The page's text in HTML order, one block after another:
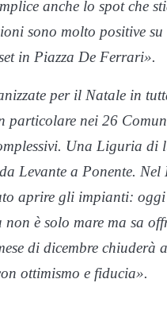
anche lo spot che
sono molto positive
in Piazza De Ferrari».
per il Natale in
particolare nei 26
Una Liguria di
Levante a Ponente. Nel
aprire gli impianti:
è solo mare ma sa
di dicembre
ottimismo e fiducia».